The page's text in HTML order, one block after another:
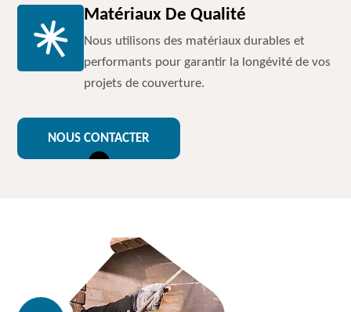
Matériaux De Qualité
Nous utilisons des matériaux durables et
performants pour garantir la longévité de vos
projets de couverture.
NOUS CONTACTER